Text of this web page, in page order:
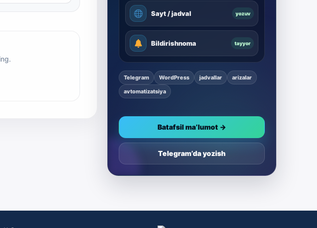
Sayt / jadval yozuv
Bildirishnoma tayyor
Telegram WordPress jadvallar
arizalar
avtomatizatsiya
Batafsil ma’lumot →
Telegram’da yozish